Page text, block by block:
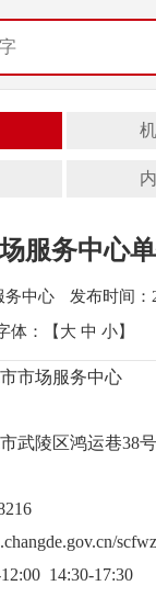
服务中心
务中心
发布时间：
体：【 大 中 小】
市场服务中心
武陵区鸿运巷38号
14:30-17:30